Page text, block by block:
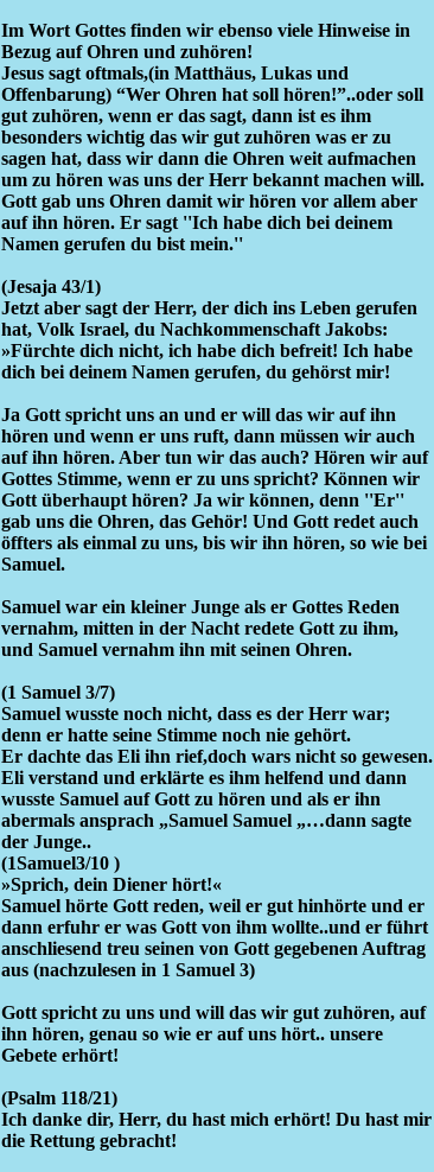
Im Wort Gottes finden wir ebenso viele Hinweise in
Bezug auf Ohren und zuhören!
Jesus sagt oftmals,(in Matthäus, Lukas und
Offenbarung) “Wer Ohren hat soll hören!”..oder soll
gut zuhören, wenn er das sagt, dann ist es ihm
besonders wichtig das wir gut zuhören was er zu
sagen hat, dass wir dann die Ohren weit aufmachen
um zu hören was uns der Herr bekannt machen will.
Gott gab uns Ohren damit wir hören vor allem aber
auf ihn hören. Er sagt ''Ich habe dich bei deinem
Namen gerufen du bist mein.''
(Jesaja 43/1)
Jetzt aber sagt der Herr, der dich ins Leben gerufen
hat, Volk Israel, du Nachkommenschaft Jakobs:
»Fürchte dich nicht, ich habe dich befreit! Ich habe
dich bei deinem Namen gerufen, du gehörst mir!
Ja Gott spricht uns an und er will das wir auf ihn
hören und wenn er uns ruft, dann müssen wir auch
auf ihn hören. Aber tun wir das auch? Hören wir auf
Gottes Stimme, wenn er zu uns spricht? Können wir
Gott überhaupt hören? Ja wir können, denn ''Er''
gab uns die Ohren, das Gehör! Und Gott redet auch
öffters als einmal zu uns, bis wir ihn hören, so wie bei
Samuel.
Samuel war ein kleiner Junge als er Gottes Reden
vernahm, mitten in der Nacht redete Gott zu ihm,
und Samuel vernahm ihn mit seinen Ohren.
(1 Samuel 3/7)
Samuel wusste noch nicht, dass es der Herr war;
denn er hatte seine Stimme noch nie gehört.
Er dachte das Eli ihn rief,doch wars nicht so gewesen.
Eli verstand und erklärte es ihm helfend und dann
wusste Samuel auf Gott zu hören und als er ihn
abermals ansprach „Samuel Samuel „…dann sagte
der Junge..
(1Samuel3/10 )
»Sprich, dein Diener hört!«
Samuel hörte Gott reden, weil er gut hinhörte und er
dann erfuhr er was Gott von ihm wollte..und er führt
anschliesend treu seinen von Gott gegebenen Auftrag
aus (nachzulesen in 1 Samuel 3)
Gott spricht zu uns und will das wir gut zuhören, auf
ihn hören, genau so wie er auf uns hört.. unsere
Gebete erhört!
(Psalm 118/21)
Ich danke dir, Herr, du hast mich erhört! Du hast mir
die Rettung gebracht!